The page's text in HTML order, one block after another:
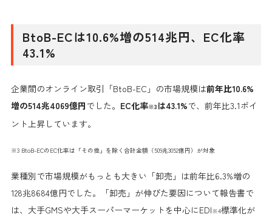
BtoB-ECは10.6%増の514兆円、EC化率
43.1%
企業間のオンライン取引「BtoB-EC」の市場規模は前年比10.6%
増の514兆4069億円 でした。 EC化率※3 は43.1%で、前年比3.1ポイ
ント上昇しています。
※3 BtoB-ECのEC化率は「その他」を除く合計金額（509兆3052億円）が対象
業種別で市場規模がもっとも大きい「卸売」は前年比6.3%増の
128兆8684億円でした。「卸売」が伸びた要因について報告書で
は、 大手GMSや大手スーパーマーケットを中心にEDI※4標準化が